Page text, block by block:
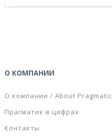
О КОМПАНИИ
О компании / About Pragmatic
Прагматик в цифрах
Контакты